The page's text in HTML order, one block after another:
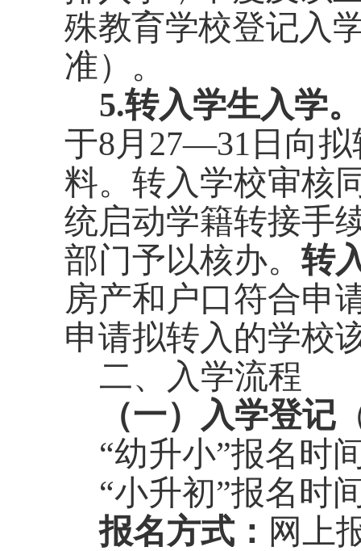
殊教育学校登记入
准） 。
5.转入学生入学。
于8月 27—31 日 向拟
料。 转入学校审核
统启动学籍转接手
部门予以核办。 转
房产和户口符合申
申请拟转入的学校
二、入学流程
（一）
入学登记
“幼升小”报名时
“小升初”报名时
报名方式： 网上